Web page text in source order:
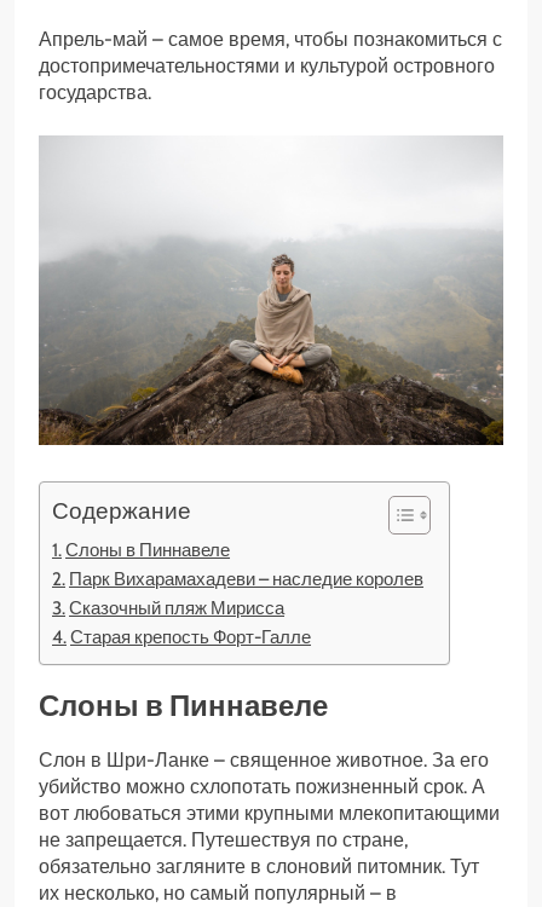
Апрель-май – самое время, чтобы познакомиться с
достопримечательностями и культурой островного
государства.
Содержание
Слоны в Пиннавеле
Парк Вихарамахадеви – наследие королев
Сказочный пляж Мирисса
Старая крепость Форт-Галле
Слоны в Пиннавеле
Слон в Шри-Ланке – священное животное. За его
убийство можно схлопотать пожизненный срок. А
вот любоваться этими крупными млекопитающими
не запрещается. Путешествуя по стране,
обязательно загляните в слоновий питомник. Тут
их несколько, но самый популярный – в